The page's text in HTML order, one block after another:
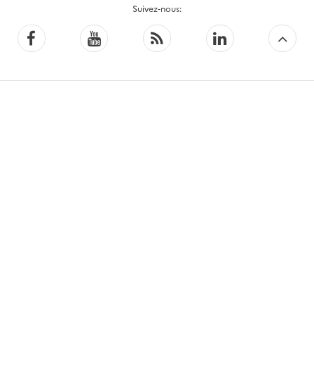
Suivez-nous:
Facebook
RSS
to